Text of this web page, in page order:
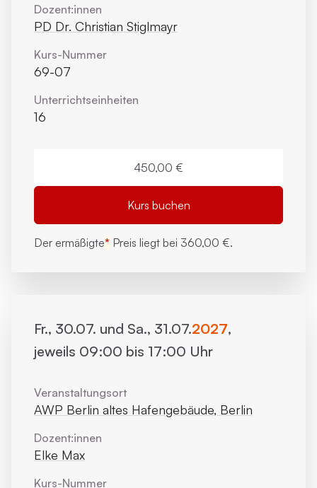
Dozent:innen
PD Dr. Christian Stiglmayr
Kurs-Nummer
69-07
Unterrichts­einheiten
16
450,00 €
Kurs buchen
Der ermäßigte* Preis liegt bei 360,00 €.
Fr., 30.07. und Sa., 31.07.2027,
jeweils 09:00 bis 17:00 Uhr
Veranstaltungsort
AWP Berlin altes Hafengebäude, Berlin
Dozent:innen
Elke Max
Kurs-Nummer